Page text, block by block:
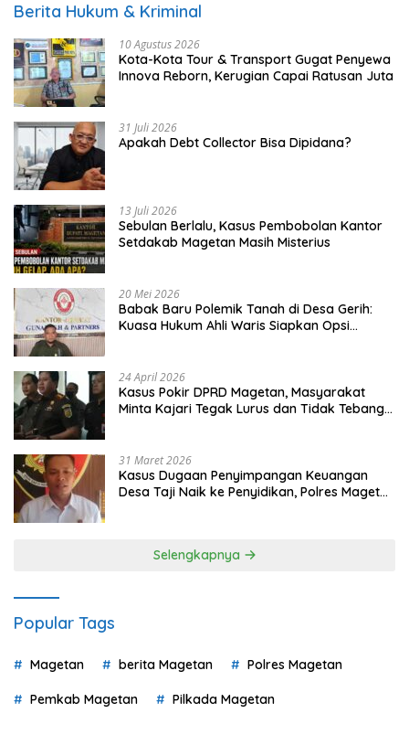
Berita Hukum & Kriminal
10 Agustus 2026
Kota-Kota Tour & Transport Gugat Penyewa
Innova Reborn, Kerugian Capai Ratusan Juta
31 Juli 2026
Apakah Debt Collector Bisa Dipidana?
13 Juli 2026
Sebulan Berlalu, Kasus Pembobolan Kantor
Setdakab Magetan Masih Misterius
20 Mei 2026
Babak Baru Polemik Tanah di Desa Gerih:
Kuasa Hukum Ahli Waris Siapkan Opsi
24 April 2026
Kasus Pokir DPRD Magetan, Masyarakat
Minta Kajari Tegak Lurus dan Tidak Tebang
31 Maret 2026
Kasus Dugaan Penyimpangan Keuangan
Desa Taji Naik ke Penyidikan, Polres Magetan
Selengkapnya
Popular Tags
Magetan berita Magetan Polres Magetan
Pemkab Magetan Pilkada Magetan